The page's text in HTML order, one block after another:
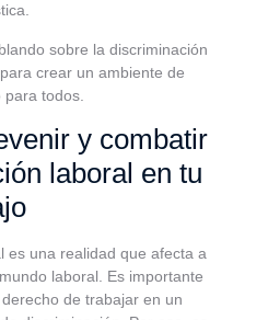
sobre la discriminación
crear un ambiente de
todos.
y combatir
laboral en tu
es una realidad que afecta a
laboral. Es importante
de trabajar en un